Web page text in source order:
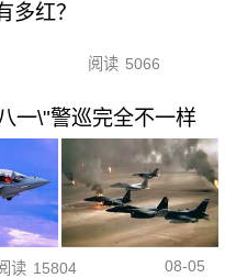
多红？
阅读 5066
一\"警巡完全不一样
读 15804 08-05